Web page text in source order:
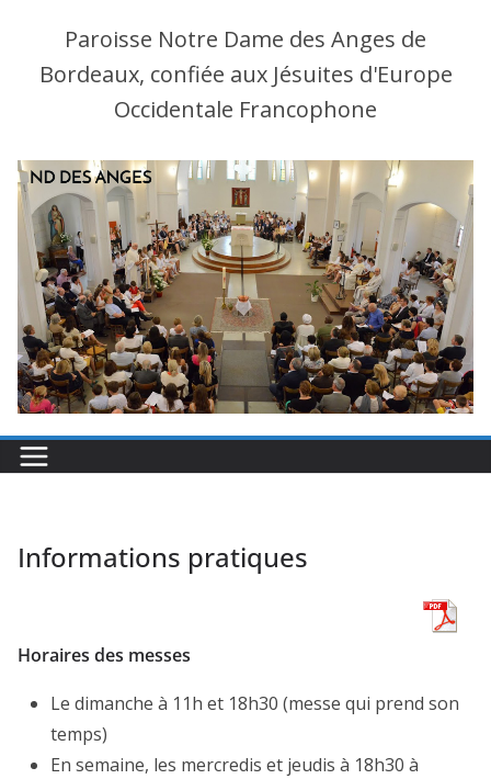
Paroisse Notre Dame des Anges de
Bordeaux, confiée aux Jésuites d'Europe
Occidentale Francophone
Informations pratiques
Horaires des messes
Le dimanche à 11h et 18h30 (messe qui prend son
temps)
En semaine, les mercredis et jeudis à 18h30 à